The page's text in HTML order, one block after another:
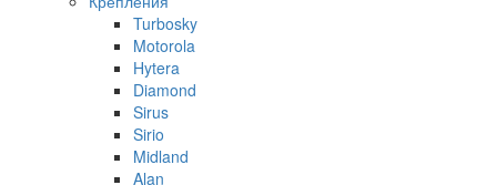
Turbosky
Motorola
Hytera
Diamond
Sirus
Sirio
Midland
Alan